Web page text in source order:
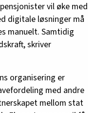
vil øke med
digitale løsninger må
manuelt. Samtidig
skriver
organisering er
med andre
mellom stat